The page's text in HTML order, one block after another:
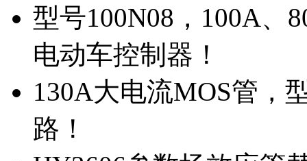
型号100N08，100A、
电动车控制器！
130A大电流MOS管，
路！